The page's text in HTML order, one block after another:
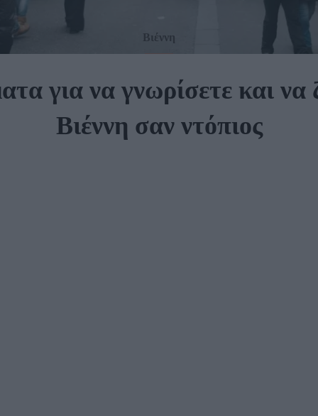
Βιέννη
για να γνωρίσετε και να
Βιέννη σαν ντόπιος